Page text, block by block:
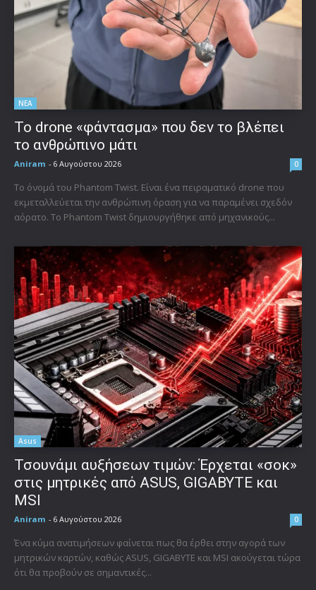
ΝΕΑ
Το drone «φάντασμα» που δεν το βλέπει
το ανθρώπινο μάτι
Aniram - 6 Αυγούστου 2026 0
Το όνομά του Phantom Twist. Είναι ένα πειραματικό drone που
εκμεταλλεύεται την ανθρώπινη όραση για να παραμένει σχεδόν
αόρατο. Το Phantom Twist δημιουργήθηκε από μηχανικούς...
Asus
Τσουνάμι αυξήσεων τιμών: Έρχεται «σοκ»
στις μητρικές από ASUS, GIGABYTE και
MSI
Aniram - 6 Αυγούστου 2026 0
Ένα κύμα ανατιμήσεων φαίνεται πως θα έρθει στην αγορά των
μητρικών καρτών, καθώς ASUS, GIGABYTE και MSI ακούγεται τώρα
ότι θα προβούν σε σημαντικές...